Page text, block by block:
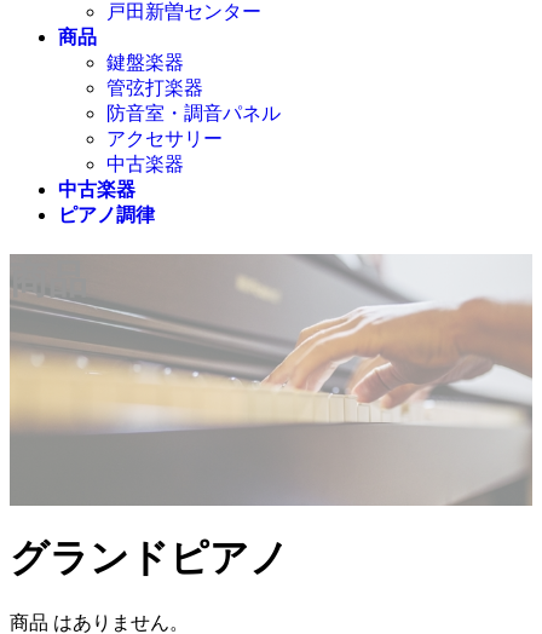
戸田新曽センター
商品
鍵盤楽器
管弦打楽器
防音室・調音パネル
アクセサリー
中古楽器
中古楽器
ピアノ調律
商品
グランドピアノ
商品 はありません。